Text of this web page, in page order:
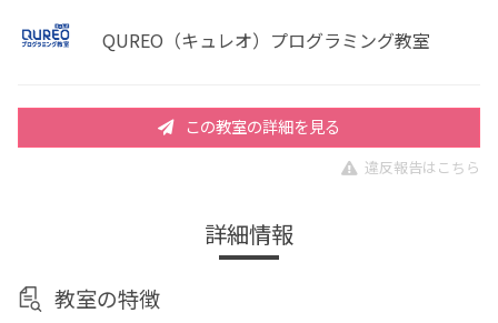
QUREO（キュレオ）プログラミング教室
この教室の詳細を見る
違反報告はこちら
詳細情報
教室の特徴